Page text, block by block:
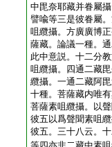
中毘奈耶藏并眷屬
譬喩等三是彼眷屬
咀纜攝。方廣廣博
薩藏。論議一種。
此中意説。十二分
咀纜攝。四通二藏
纜攝。一通二藏阿
十種。菩薩藏内唯
菩薩素咀纜攝。以
彼五以爲聲聞素咀
彼五。三十八云。